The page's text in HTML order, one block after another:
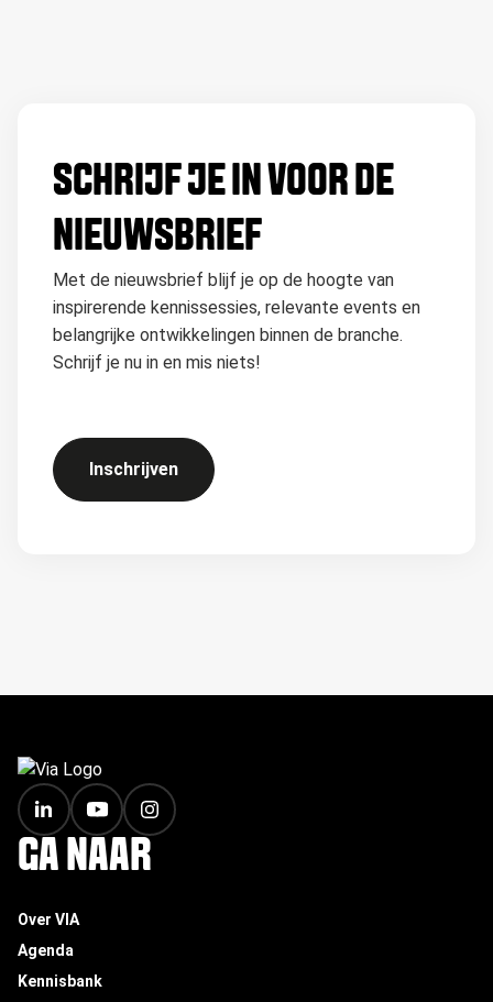
SCHRIJF JE IN VOOR DE
NIEUWSBRIEF
Met de nieuwsbrief blijf je op de hoogte van
inspirerende kennissessies, relevante events en
belangrijke ontwikkelingen binnen de branche.
Schrijf je nu in en mis niets!
Inschrijven
FOOTER
GA NAAR
Over VIA
Agenda
Kennisbank